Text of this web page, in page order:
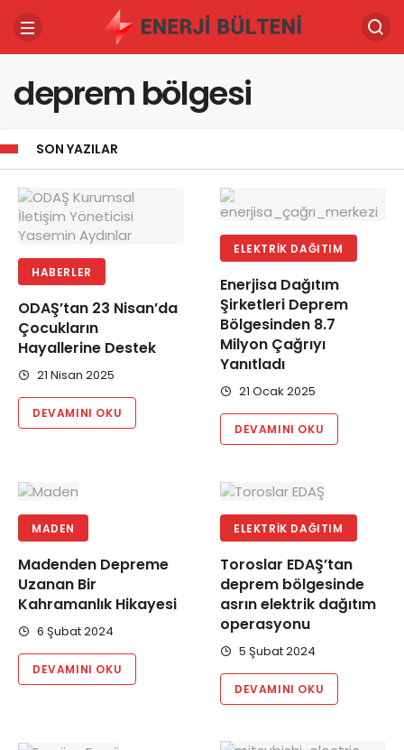
deprem bölgesi
SON YAZILAR
HABERLER
ODAŞ’tan 23 Nisan’da
Çocukların
Hayallerine Destek
21 Nisan 2025
DEVAMINI OKU
ELEKTRIK DAĞITIM
Enerjisa Dağıtım
Şirketleri Deprem
Bölgesinden 8.7
Milyon Çağrıyı
Yanıtladı
21 Ocak 2025
DEVAMINI OKU
MADEN
Madenden Depreme
Uzanan Bir
Kahramanlık Hikayesi
6 Şubat 2024
DEVAMINI OKU
ELEKTRIK DAĞITIM
Toroslar EDAŞ’tan
deprem bölgesinde
asrın elektrik dağıtım
operasyonu
5 Şubat 2024
DEVAMINI OKU